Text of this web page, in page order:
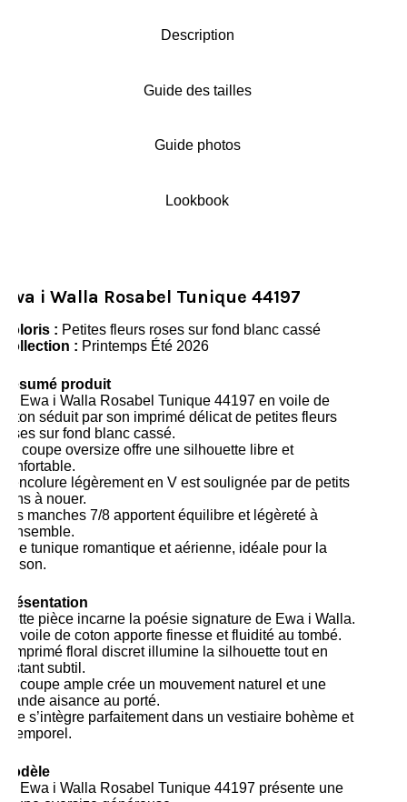
Description
Guide des tailles
Guide photos
Lookbook
Ewa i Walla Rosabel Tunique 44197
Coloris : Petites fleurs roses sur fond blanc cassé
Collection : Printemps Été 2026
Résumé produit
La Ewa i Walla Rosabel Tunique 44197 en voile de
coton séduit par son imprimé délicat de petites fleurs
roses sur fond blanc cassé.
Sa coupe oversize offre une silhouette libre et
confortable.
L’encolure légèrement en V est soulignée par de petits
liens à nouer.
Les manches 7/8 apportent équilibre et légèreté à
l’ensemble.
Une tunique romantique et aérienne, idéale pour la
saison.
Présentation
Cette pièce incarne la poésie signature de Ewa i Walla.
Le voile de coton apporte finesse et fluidité au tombé.
L’imprimé floral discret illumine la silhouette tout en
restant subtil.
La coupe ample crée un mouvement naturel et une
grande aisance au porté.
Elle s’intègre parfaitement dans un vestiaire bohème et
intemporel.
Modèle
La Ewa i Walla Rosabel Tunique 44197 présente une